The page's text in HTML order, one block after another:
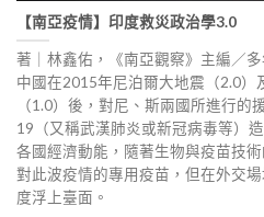
【南亞疫情】印度救災政治學3.0
著｜林鑫佑，《南亞觀察》主編／
中國在2015年尼泊爾大地震（2.0）
（1.0）後，對尼、斯兩國所進行的
19（又稱武漢肺炎或新冠病毒等）
各國經濟動能，隨著生物與疫苗技
對此波疫情的專用疫苗，但在外交
度浮上臺面。